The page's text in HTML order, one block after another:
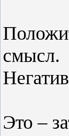
смысл.
Это –